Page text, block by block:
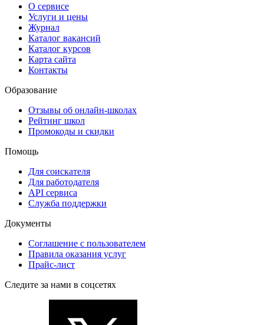
О сервисе
Услуги и цены
Журнал
Каталог вакансий
Каталог курсов
Карта сайта
Контакты
Образование
Отзывы об онлайн-школах
Рейтинг школ
Промокоды и скидки
Помощь
Для соискателя
Для работодателя
API сервиса
Служба поддержки
Документы
Соглашение с пользователем
Правила оказания услуг
Прайс-лист
Следите за нами в соцсетях